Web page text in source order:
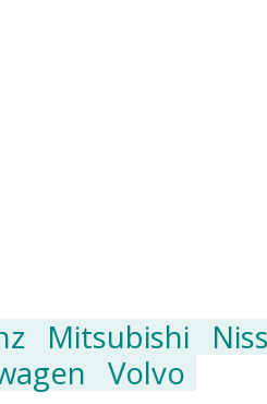
Mitsubishi
Volvo